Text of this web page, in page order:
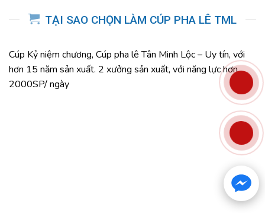
TẠI SAO CHỌN LÀM CÚP PHA LÊ TML
Cúp Kỷ niệm chương, Cúp pha lê Tân Minh Lộc – Uy tín, với
hơn 15 năm sản xuất. 2 xưởng sản xuất, với năng lực hơn
2000SP/ ngày